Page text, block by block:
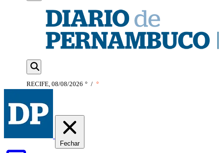
RECIFE, 08/08/2026 ° / °
Fechar